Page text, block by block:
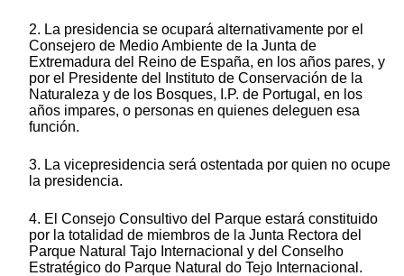
2. La presidencia se ocupará alternativamente por el
Consejero de Medio Ambiente de la Junta de
Extremadura del Reino de España, en los años pares, y
por el Presidente del Instituto de Conservación de la
Naturaleza y de los Bosques, I.P. de Portugal, en los
años impares, o personas en quienes deleguen esa
función.
3. La vicepresidencia será ostentada por quien no ocupe
la presidencia.
4. El Consejo Consultivo del Parque estará constituido
por la totalidad de miembros de la Junta Rectora del
Parque Natural Tajo Internacional y del Conselho
Estratégico do Parque Natural do Tejo Internacional.